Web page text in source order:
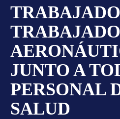
JUNTO A
PERSONAL
SALUD